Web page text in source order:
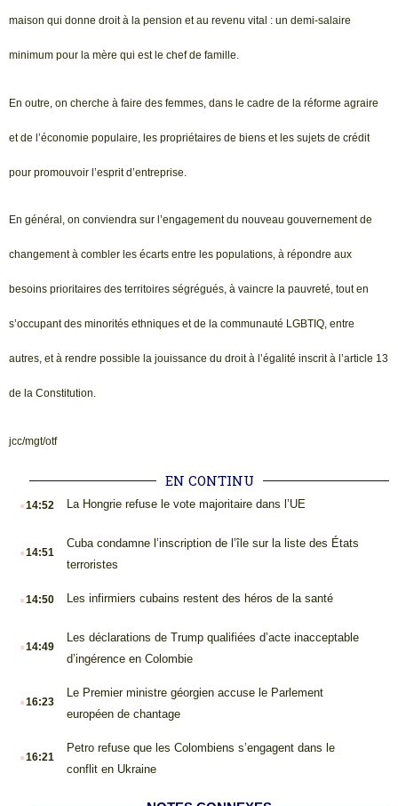
maison qui donne droit à la pension et au revenu vital : un demi-salaire
minimum pour la mère qui est le chef de famille.
En outre, on cherche à faire des femmes, dans le cadre de la réforme agraire
et de l’économie populaire, les propriétaires de biens et les sujets de crédit
pour promouvoir l’esprit d’entreprise.
En général, on conviendra sur l’engagement du nouveau gouvernement de
changement à combler les écarts entre les populations, à répondre aux
besoins prioritaires des territoires ségrégués, à vaincre la pauvreté, tout en
s’occupant des minorités ethniques et de la communauté LGBTIQ, entre
autres, et à rendre possible la jouissance du droit à l’égalité inscrit à l’article 13
de la Constitution.
jcc/mgt/otf
EN CONTINU
.14:52 La Hongrie refuse le vote majoritaire dans l’UE
.14:51
Cuba condamne l’inscription de l’île sur la liste des États
terroristes
.14:50 Les infirmiers cubains restent des héros de la santé
.14:49
Les déclarations de Trump qualifiées d’acte inacceptable
d’ingérence en Colombie
.16:23
Le Premier ministre géorgien accuse le Parlement
européen de chantage
.16:21
Petro refuse que les Colombiens s’engagent dans le
conflit en Ukraine